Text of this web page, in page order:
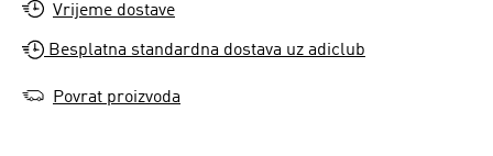
Vrijeme dostave
Besplatna standardna dostava uz adiclub
Povrat proizvoda